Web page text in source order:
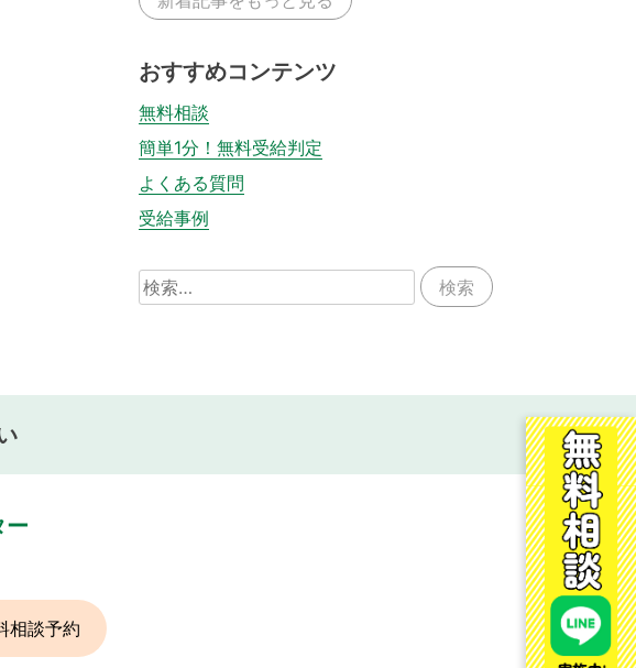
おすすめコンテンツ
無料相談
簡単1分！無料受給判定
よくある質問
受給事例
検
索:
ー
相談予約